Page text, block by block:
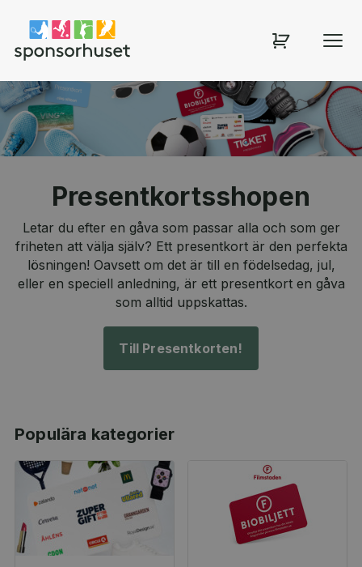
Sponsorhuset shop
Presentkortsshopen
Letar du efter en gåva som passar alla och som ger
friheten att välja själv? Ett presentkort är den perfekta
lösningen! Oavsett om det är till en födelsedag, jul,
eller en speciell anledning, är ett presentkort en gåva
som alltid uppskattas.
Till Presentkorten!
Populära kategorier